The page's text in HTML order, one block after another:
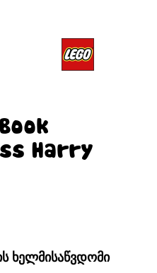
Harry
ხელმისაწვდომი